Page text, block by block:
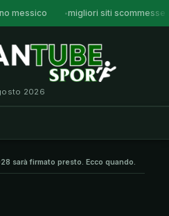
messico migliori siti scommesse
2026
sarà firmato presto. Ecco quando.